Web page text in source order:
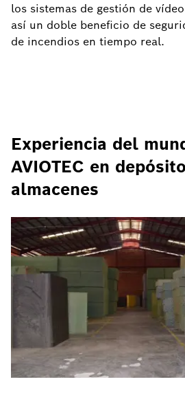
los sistemas de gestión de
así un doble beneficio de
de incendios en tiempo real.
Experiencia del
AVIOTEC en
almacenes